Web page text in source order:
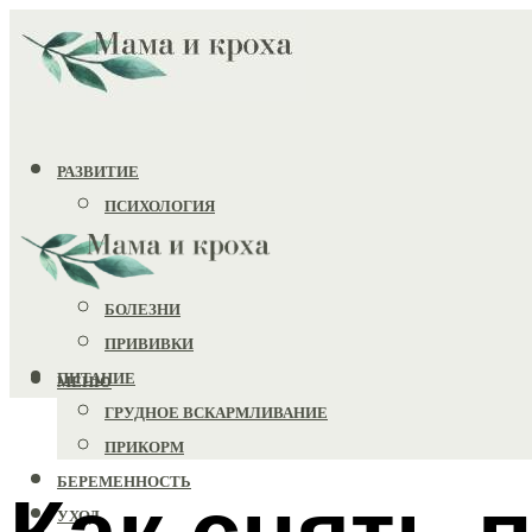
РАЗВИТИЕ
ПСИХОЛОГИЯ
ИГРУШКИ
ЗДОРОВЬЕ
БОЛЕЗНИ
ПРИВИВКИ
ПИТАНИЕ
ГРУДНОЕ ВСКАРМЛИВАНИЕ
ПРИКОРМ
БЕРЕМЕННОСТЬ
УХОД
МЕНЮ